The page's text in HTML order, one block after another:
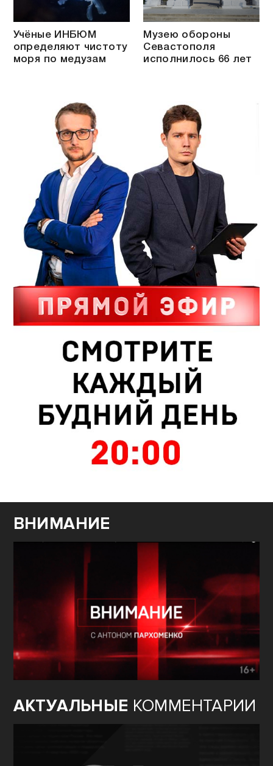
Учёные ИНБЮМ
определяют чистоту
моря по медузам
Музею обороны
Севастополя
исполнилось 66 лет
ВНИМАНИЕ
АКТУАЛЬНЫЕ КОММЕНТАРИИ